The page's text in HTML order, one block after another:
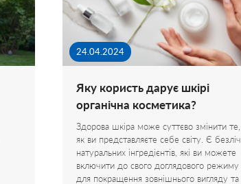
24.04.2024
Яку користь дарує шкірі
органічна косметика?
Здорова шкіра може суттєво змінити те,
як ви представляєте себе світу. Є безліч
натуральних інгредієнтів, які ви можете
включити до свого доглядового режиму
для покращення зовнішнього вигляду та